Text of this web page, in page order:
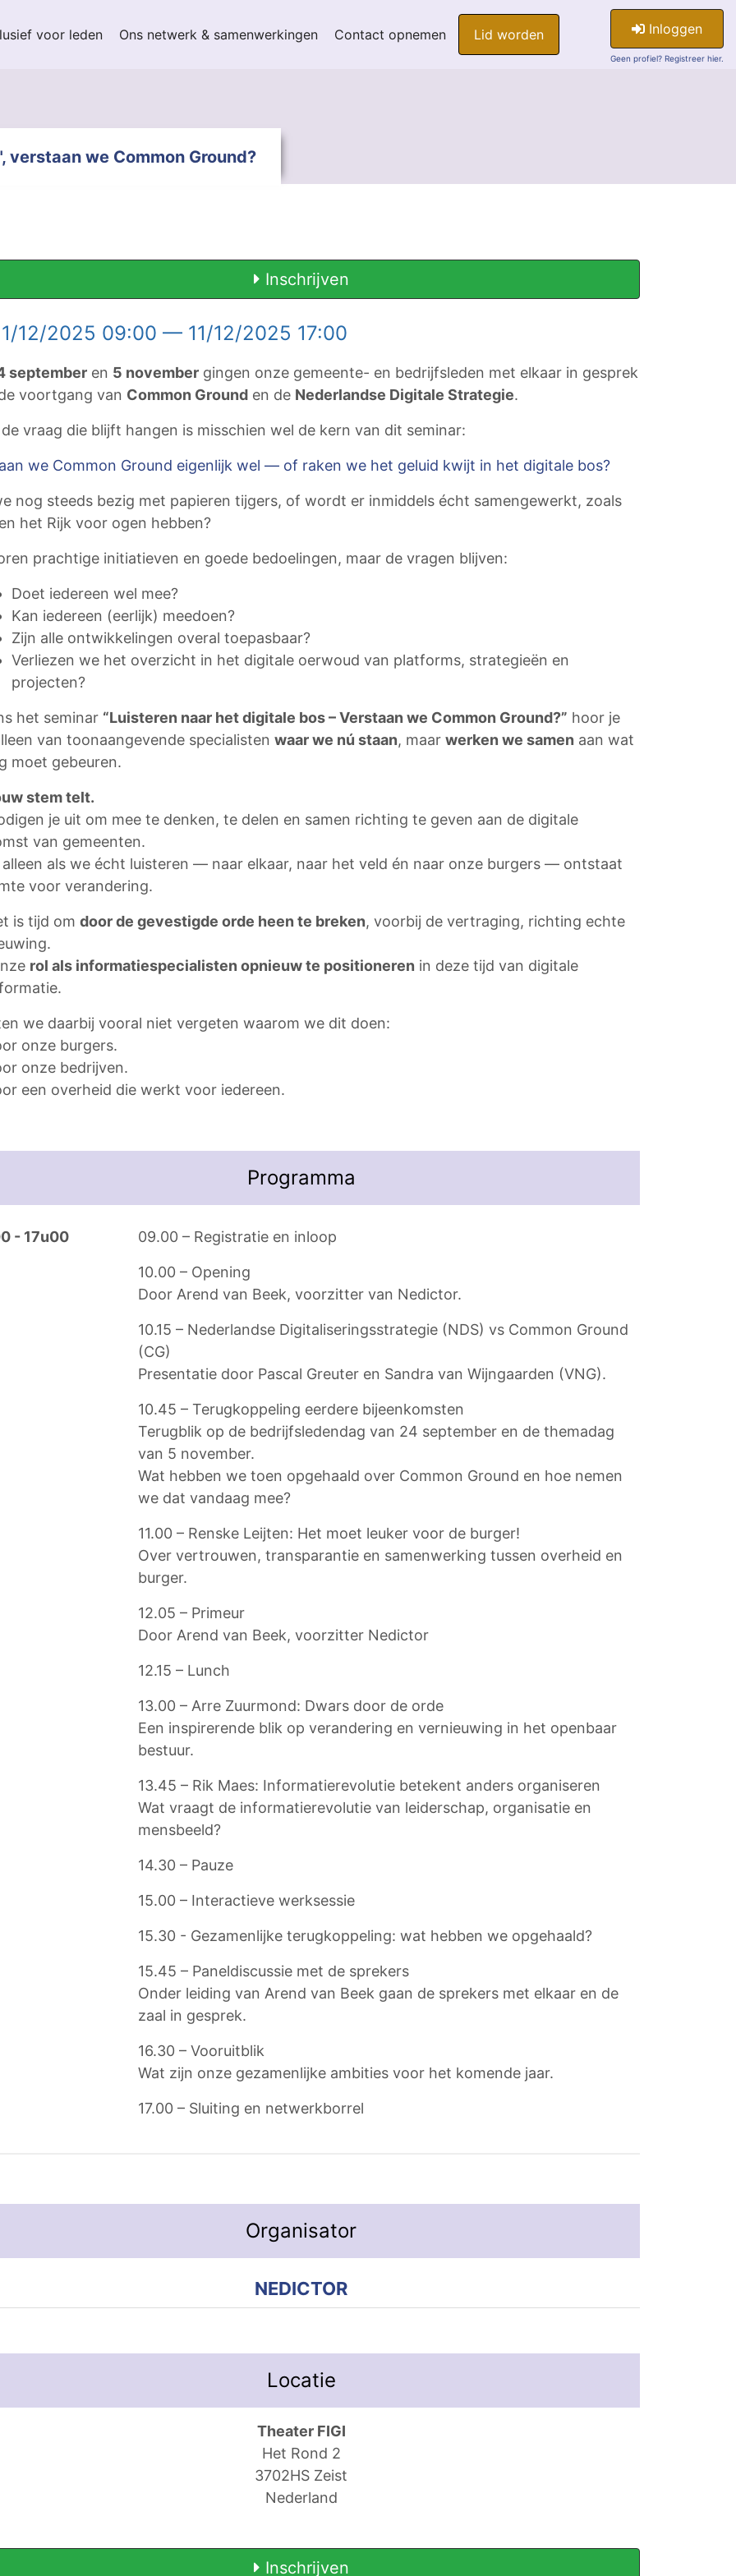
voor leden Ons netwerk & samenwerkingen Contact opnemen Lid worden Inloggen
Geen profiel? Registreer hier.
we Common Ground?
Inschrijven
12/2025 09:00 — 11/12/2025 17:00
september en 5 november gingen onze gemeente- en bedrijfsleden met elkaar in gesprek
voortgang van Common Ground en de Nederlandse Digitale Strategie.
vraag die blijft hangen is misschien wel de kern van dit seminar:
we Common Ground eigenlijk wel — of raken we het geluid kwijt in het digitale bos?
nog steeds bezig met papieren tijgers, of wordt er inmiddels écht samengewerkt, zoals
het Rijk voor ogen hebben?
prachtige initiatieven en goede bedoelingen, maar de vragen blijven:
Doet iedereen wel mee?
Kan iedereen (eerlijk) meedoen?
Zijn alle ontwikkelingen overal toepasbaar?
Verliezen we het overzicht in het digitale oerwoud van platforms, strategieën en
projecten?
het seminar “Luisteren naar het digitale bos – Verstaan we Common Ground?” hoor je
van toonaangevende specialisten waar we nú staan, maar werken we samen aan wat
moet gebeuren.
stem telt.
je uit om mee te denken, te delen en samen richting te geven aan de digitale
van gemeenten.
alleen als we écht luisteren — naar elkaar, naar het veld én naar onze burgers — ontstaat
voor verandering.
is tijd om door de gevestigde orde heen te breken, voorbij de vertraging, richting echte
rol als informatiespecialisten opnieuw te positioneren in deze tijd van digitale
we daarbij vooral niet vergeten waarom we dit doen:
onze burgers.
onze bedrijven.
een overheid die werkt voor iedereen.
Programma
- 17u00 09.00 – Registratie en inloop
10.00 – Opening
Door Arend van Beek, voorzitter van Nedictor.
10.15 – Nederlandse Digitaliseringsstrategie (NDS) vs Common Ground
(CG)
Presentatie door Pascal Greuter en Sandra van Wijngaarden (VNG).
10.45 – Terugkoppeling eerdere bijeenkomsten
Terugblik op de bedrijfsledendag van 24 september en de themadag
van 5 november.
Wat hebben we toen opgehaald over Common Ground en hoe nemen
we dat vandaag mee?
11.00 – Renske Leijten: Het moet leuker voor de burger!
Over vertrouwen, transparantie en samenwerking tussen overheid en
burger.
12.05 – Primeur
Door Arend van Beek, voorzitter Nedictor
12.15 – Lunch
13.00 – Arre Zuurmond: Dwars door de orde
Een inspirerende blik op verandering en vernieuwing in het openbaar
bestuur.
13.45 – Rik Maes: Informatierevolutie betekent anders organiseren
Wat vraagt de informatierevolutie van leiderschap, organisatie en
mensbeeld?
14.30 – Pauze
15.00 – Interactieve werksessie
15.30 - Gezamenlijke terugkoppeling: wat hebben we opgehaald?
15.45 – Paneldiscussie met de sprekers
Onder leiding van Arend van Beek gaan de sprekers met elkaar en de
zaal in gesprek.
16.30 – Vooruitblik
Wat zijn onze gezamenlijke ambities voor het komende jaar.
17.00 – Sluiting en netwerkborrel
Organisator
NEDICTOR
Locatie
Theater FIGI
Het Rond 2
3702HS Zeist
Nederland
Inschrijven